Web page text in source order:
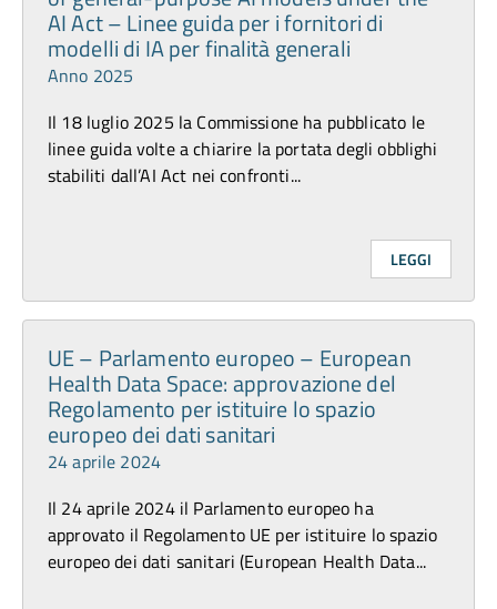
AI Act – Linee guida per i fornitori di
modelli di IA per finalità generali
Anno 2025
Il 18 luglio 2025 la Commissione ha pubblicato le
linee guida volte a chiarire la portata degli obblighi
stabiliti dall’AI Act nei confronti...
LEGGI
UE – Parlamento europeo – European
Health Data Space: approvazione del
Regolamento per istituire lo spazio
europeo dei dati sanitari
24 aprile 2024
Il 24 aprile 2024 il Parlamento europeo ha
approvato il Regolamento UE per istituire lo spazio
europeo dei dati sanitari (European Health Data...